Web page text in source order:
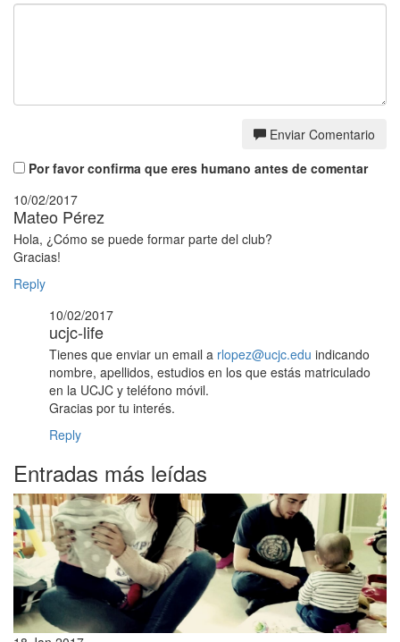
Enviar Comentario
Por favor confirma que eres humano antes de comentar
10/02/2017
Mateo Pérez
Hola, ¿Cómo se puede formar parte del club?
Gracias!
Reply
10/02/2017
ucjc-life
Tienes que enviar un email a rlopez@ucjc.edu indicando
nombre, apellidos, estudios en los que estás matriculado
en la UCJC y teléfono móvil.
Gracias por tu interés.
Reply
Entradas más leídas